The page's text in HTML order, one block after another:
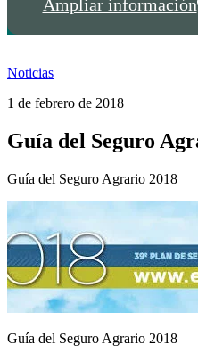
Noticias
1 de febrero de 2018
Guía del Seguro
Guía del Seguro Agrario 2018
Guía del Seguro Agrario 2018